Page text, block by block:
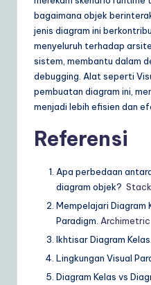
bagaimana objek
jenis diagram ini
menyeluruh terhadap
sistem, membantu dalam
debugging. Alat seperti
pembuatan diagram ini,
menjadi lebih efisien dan
Referensi
Apa perbedaan
diagram objek?
Mempelajari Diagram
Paradigm. Archimetric
Ikhtisar Diagram Kelas.
Lingkungan Visual
Diagram Kelas vs